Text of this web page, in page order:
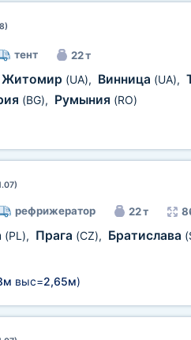
тент 22 т
Житомир (UA), Винница (UA),
(BG), Румыния (RO)
рефрижератор 22 т
(PL), Прага (CZ), Братислава
выс=2,65м)